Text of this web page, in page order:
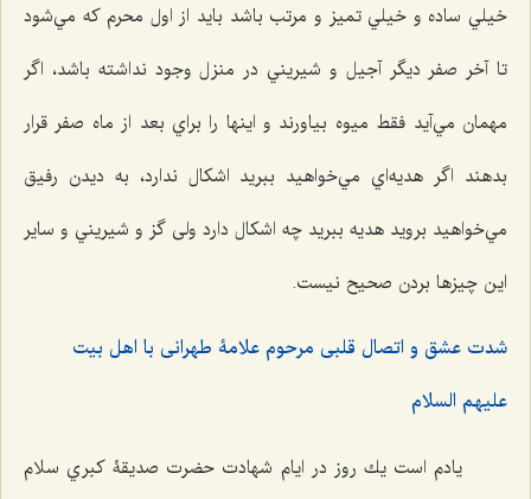
خيلي ساده و خيلي تميز و مرتب باشد بايد از اول محرم كه مي‌شود
تا آخر صفر ديگر آجیل و شيريني در منزل وجود نداشته باشد، اگر
مهمان مي‌آيد فقط ميوه بياورند و اينها را براي بعد از ماه صفر قرار
بدهند اگر هديه‌اي مي‌خواهيد ببريد اشكال ندارد، به ديدن رفيق
مي‌خواهيد برويد هديه ببريد چه اشكال دارد ولی گز و شيريني و ساير
اين چيزها بردن صحيح نيست.
شدت عشق و اتصال قلبی مرحوم علامۀ طهرانی با اهل بیت
علیهم السلام
يادم است يك روز در ايام شهادت حضرت صديقۀ كبري سلام